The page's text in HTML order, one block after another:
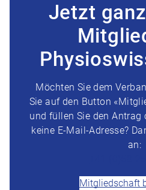
Jetzt
Möchten Sie dem
Sie auf den Button
und füllen Sie den Antrag
keine E-Mail-Adresse?
an:
Mitgliedschaft